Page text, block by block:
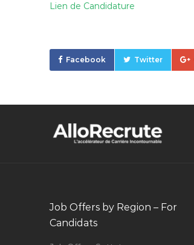
Lien de Candidature
Facebook Twitter
Job Offers by Region – For
Candidats